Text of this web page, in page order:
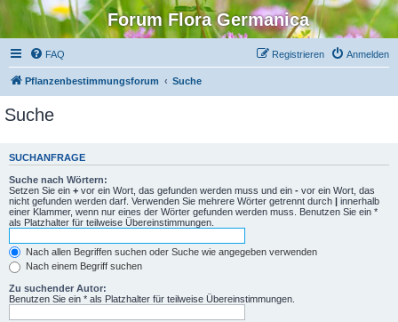
Forum Flora Germanica
FAQ Anmelden
Registrieren
Pflanzenbestimmungsforum Suche
Suche
SUCHANFRAGE
Suche nach Wörtern:
Setzen Sie ein + vor ein Wort, das gefunden werden muss und ein - vor ein Wort, das
nicht gefunden werden darf. Verwenden Sie mehrere Wörter getrennt durch | innerhalb
einer Klammer, wenn nur eines der Wörter gefunden werden muss. Benutzen Sie ein *
als Platzhalter für teilweise Übereinstimmungen.
Nach allen Begriffen suchen oder Suche wie angegeben verwenden
Nach einem Begriff suchen
Zu suchender Autor:
Benutzen Sie ein * als Platzhalter für teilweise Übereinstimmungen.